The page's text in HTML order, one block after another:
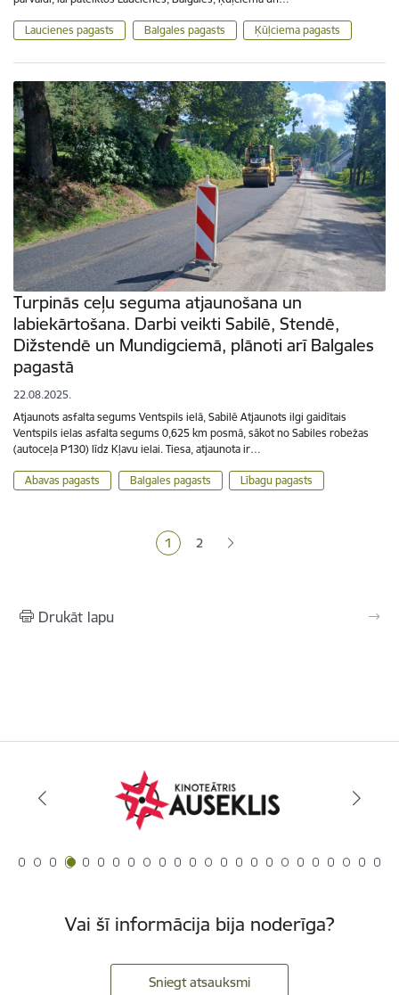
Laucienes pagasts Balgales pagasts Ķūļciema pagasts
Turpinās ceļu seguma atjaunošana un
labiekārtošana. Darbi veikti Sabilē, Stendē,
Dižstendē un Mundigciemā, plānoti arī Balgales
pagastā
22.08.2025.
Atjaunots asfalta segums Ventspils ielā, Sabilē Atjaunots ilgi gaidītais
Ventspils ielas asfalta segums 0,625 km posmā, sākot no Sabiles robežas
(autoceļa P130) līdz Kļavu ielai. Tiesa, atjaunota ir…
Abavas pagasts Balgales pagasts Lībagu pagasts
Pašreizējā lapa
1 Lapa
2
Drukāt lapu
Vai šī informācija bija noderīga?
Sniegt atsauksmi